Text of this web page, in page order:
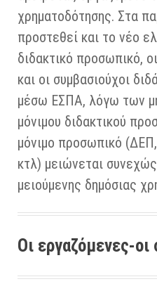
χρηματοδότησης. Στα
προστεθεί και το νέο
διδακτικό προσωπικό,
και οι συμβασιούχοι
μέσω ΕΣΠΑ, λόγω των
μόνιμου διδακτικού
μόνιμο προσωπικό
κτλ) μειώνεται
μειούμενης δημόσιας
Οι εργαζόμενες-οι